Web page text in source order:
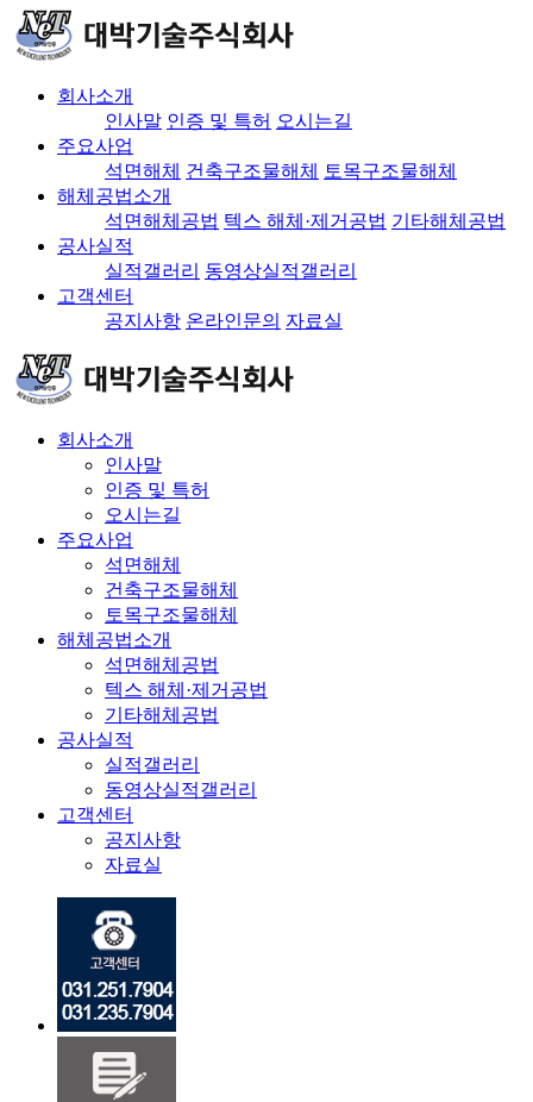
회사소개
인사말 인증 및 특허 오시는길
주요사업
석면해체 건축구조물해체
토목구조물해체
해체공법소개
석면해체공법 텍스 해체·제거공법 기타해체공법
공사실적
실적갤러리 동영상실적갤러리
고객센터
공지사항 온라인문의 자료실
회사소개
인사말
인증 및 특허
오시는길
주요사업
석면해체
건축구조물해체
토목구조물해체
해체공법소개
석면해체공법
텍스 해체·제거공법
기타해체공법
공사실적
실적갤러리
동영상실적갤러리
고객센터
공지사항
자료실